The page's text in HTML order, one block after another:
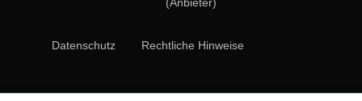
Datenschutz Rechtliche Hinweise